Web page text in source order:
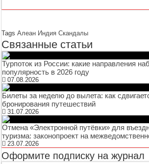
TagsАлеан Индия Скандалы
Связанные статьи
Турпоток из России: какие направления
популярность в 2026 году
07.08.2026
Билеты за неделю до вылета: как
бронирования путешествий
31.07.2026
Отмена «Электронной путёвки» для
туризма: законопроект на
23.07.2026
Оформите подписку на журнал